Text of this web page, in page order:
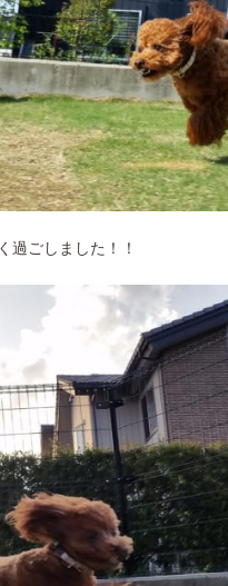
過ごしました！！